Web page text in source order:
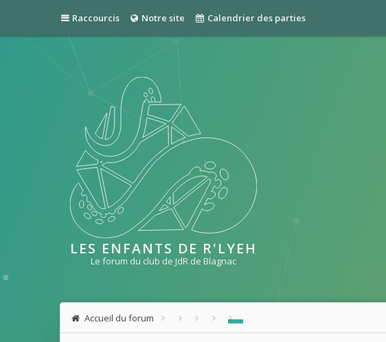
Raccourcis Notre site Calendrier des parties
LES ENFANTS DE R'LYEH
Le forum du club de JdR de Blagnac
Accueil du forum